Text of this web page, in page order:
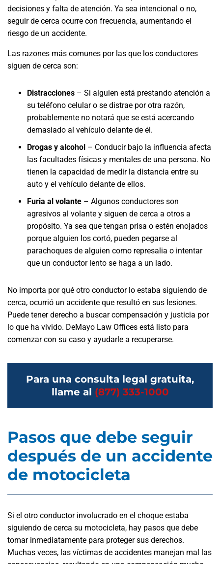
decisiones y falta de atención. Ya sea intencional o no,
seguir de cerca ocurre con frecuencia, aumentando el
riesgo de un accidente.
Las razones más comunes por las que los conductores
siguen de cerca son:
Distracciones – Si alguien está prestando atención a
su teléfono celular o se distrae por otra razón,
probablemente no notará que se está acercando
demasiado al vehículo delante de él.
Drogas y alcohol – Conducir bajo la influencia afecta
las facultades físicas y mentales de una persona. No
tienen la capacidad de medir la distancia entre su
auto y el vehículo delante de ellos.
Furia al volante – Algunos conductores son
agresivos al volante y siguen de cerca a otros a
propósito. Ya sea que tengan prisa o estén enojados
porque alguien los cortó, pueden pegarse al
parachoques de alguien como represalia o intentar
que un conductor lento se haga a un lado.
No importa por qué otro conductor lo estaba siguiendo de
cerca, ocurrió un accidente que resultó en sus lesiones.
Puede tener derecho a buscar compensación y justicia por
lo que ha vivido. DeMayo Law Offices está listo para
comenzar con su caso y ayudarle a recuperarse.
Para una consulta legal gratuita,
llame al (877) 333-1000
Pasos que debe seguir
después de un accidente
de motocicleta
Si el otro conductor involucrado en el choque estaba
siguiendo de cerca su motocicleta, hay pasos que debe
tomar inmediatamente para proteger sus derechos.
Muchas veces, las víctimas de accidentes manejan mal las